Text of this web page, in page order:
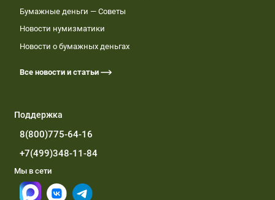
Бумажные деньги — Советы
Новости нумизматики
Новости о бумажных деньгах
Все новости и статьи
Поддержка
8(800)775-64-16
+7(499)348-11-84
Мы в сети